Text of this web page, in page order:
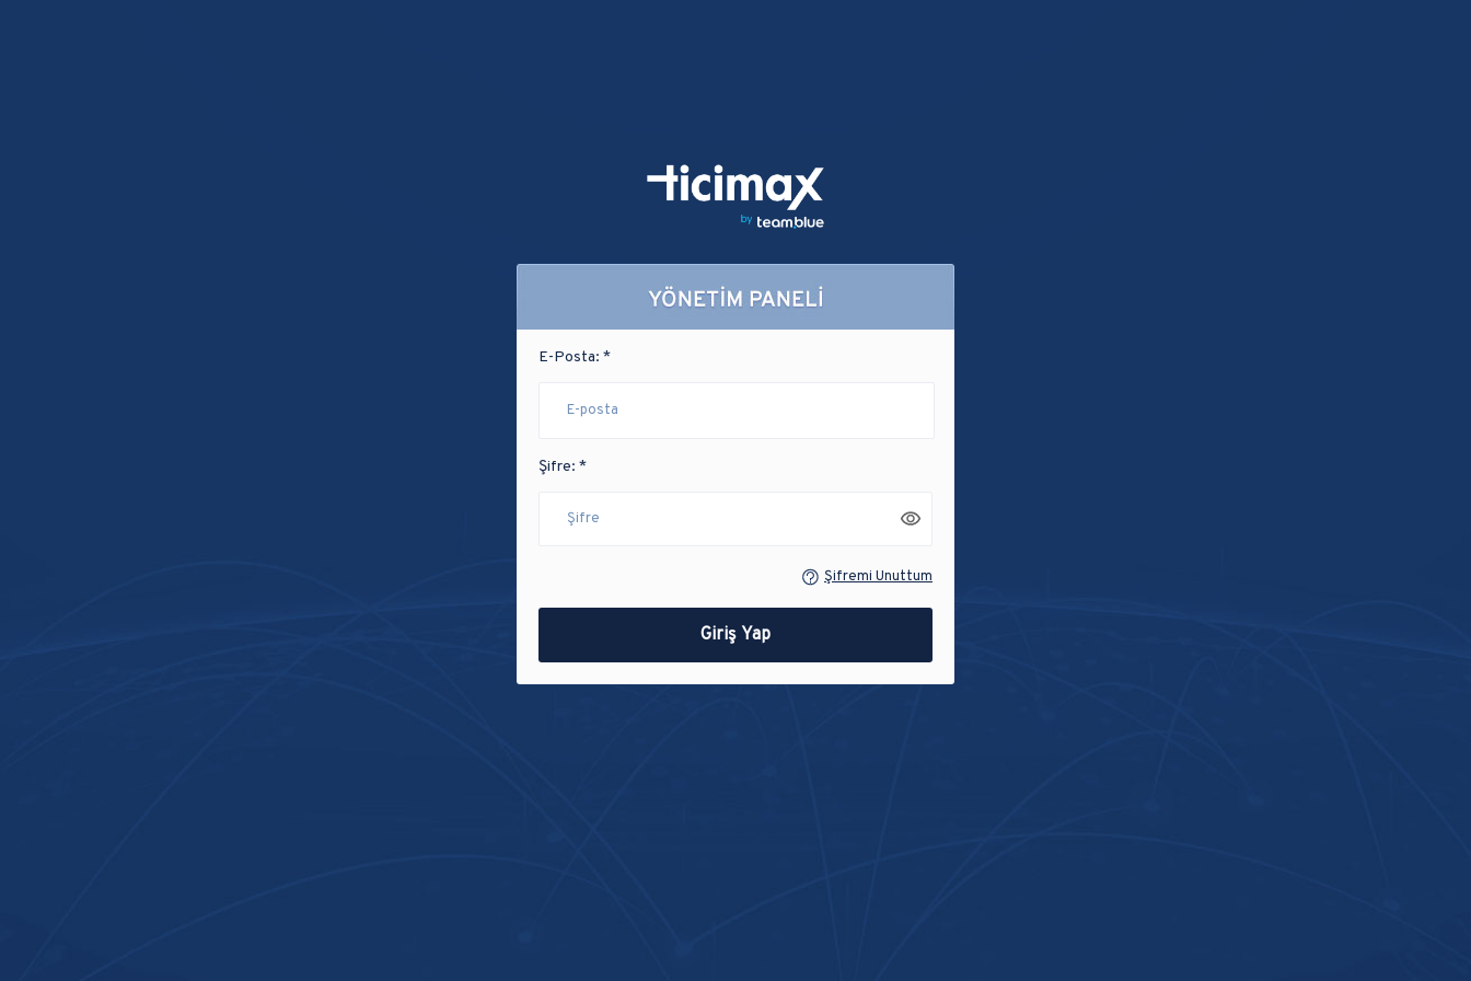
E-Posta: *
Şifre: *
Şifremi Unuttum
Giriş Yap